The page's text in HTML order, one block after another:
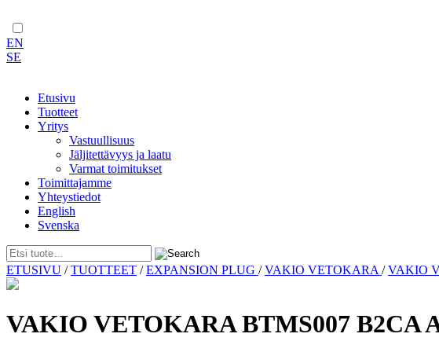
EN
SE
Etusivu
Tuotteet
Yritys
Vastuullisuus
Jäljitettävyys ja laatu
Varmat toimitukset
Toimittajamme
Yhteystiedot
English
Svenska
Skip
to
ETUSIVU /TUOTTEET /EXPANSION PLUG /VAKIO VETOKARA /VAKIO
VAKIO VETOKARA BTMS007 B2CA